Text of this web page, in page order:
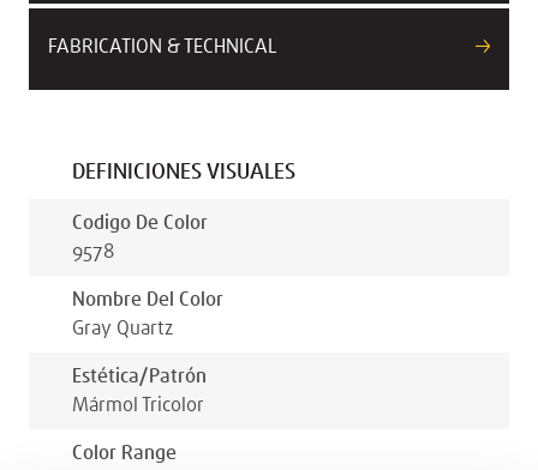
FABRICATION & TECHNICAL
DEFINICIONES VISUALES
Codigo De Color
9578
Nombre Del Color
Gray Quartz
Estética/patrón
Mármol Tricolor
Color Range